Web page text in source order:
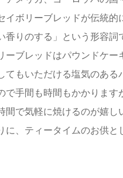
イボリーブレッドが伝統的
香りのする」という形容
ーブレッドはパウンドケ
てもいただける塩気のあ
で手間も時間もかかりま
間で気軽に焼けるのが嬉
に、ティータイムのお供